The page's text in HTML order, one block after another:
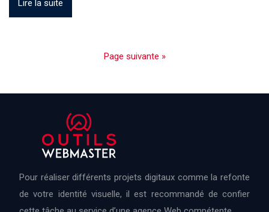
Lire la suite
Page suivante »
Pour réaliser différents projets digitaux comme la refonte
de votre identité visuelle, il est recommandé de confier